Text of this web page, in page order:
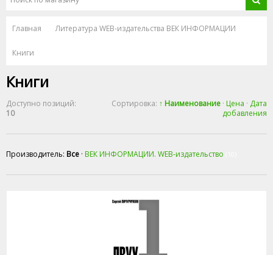
Главная Литература WEB-издательства ВЕК ИНФОРМАЦИИ
Книги
Книги
Доступно позиций:
10
Сортировка: ↑ Наименование · Цена · Дата
добавления
Производитель: Все · ВЕК ИНФОРМАЦИИ. WEB-издательство